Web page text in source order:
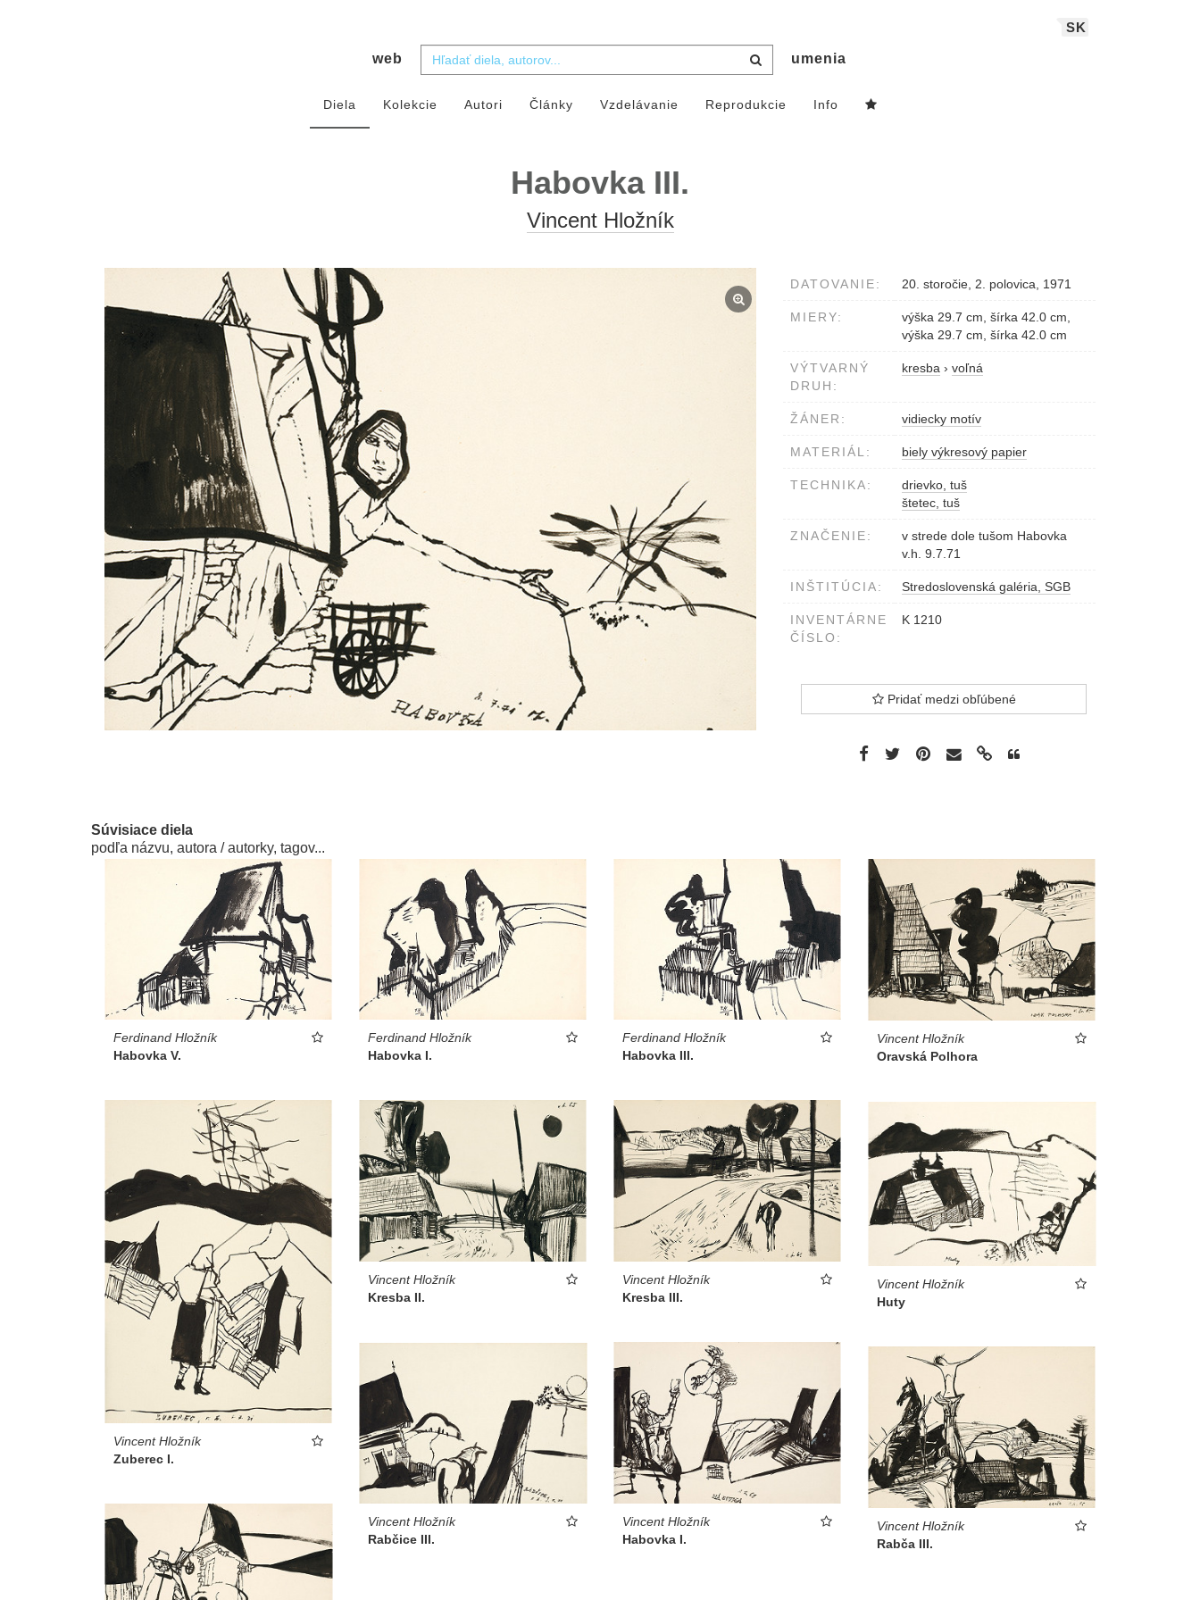
SK
web umenia
Diela Kolekcie Autori Články Vzdelávanie Reprodukcie Info
Habovka III.
Vincent Hložník
DATOVANIE: 20. storočie, 2. polovica, 1971
MIERY:
výška 29.7 cm, šírka 42.0 cm,
výška 29.7 cm, šírka 42.0 cm
VÝTVARNÝ
DRUH:
kresba › voľná
ŽÁNER: vidiecky motív
MATERIÁL: biely výkresový papier
TECHNIKA:
drievko, tuš
štetec, tuš
ZNAČENIE:
v strede dole tušom Habovka
v.h. 9.7.71
INŠTITÚCIA: Stredoslovenská galéria, SGB
INVENTÁRNE
ČÍSLO:
K 1210
Pridať medzi obľúbené
Súvisiace diela
podľa názvu, autora / autorky, tagov...
Ferdinand Hložník
Habovka V.
Ferdinand Hložník
Habovka I.
Ferdinand Hložník
Habovka III.
Vincent Hložník
Oravská Polhora
Vincent Hložník
Zuberec I.
Vincent Hložník
Kresba II.
Vincent Hložník
Kresba III.
Vincent Hložník
Huty
Vincent Hložník
Habovka I.
Vincent Hložník
Rabčice III.
Vincent Hložník
Rabča III.